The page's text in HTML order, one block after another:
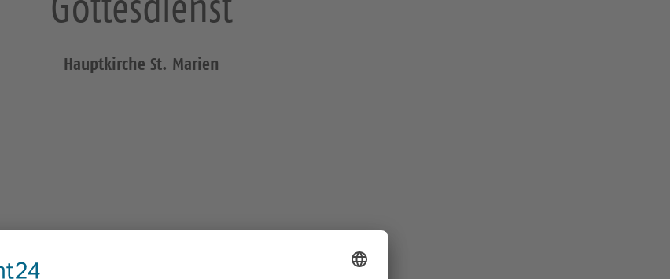
Hauptkirche St. Marien
Lessinggäßchen